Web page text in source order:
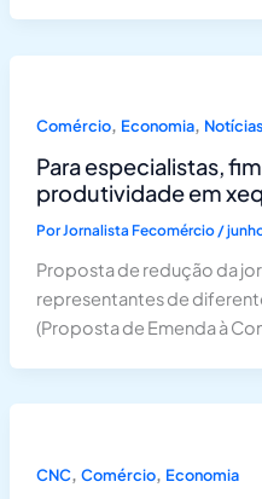
Comércio, Economia,
Para especialistas,
produtividade em
PorJornalista Fecomércio/
Proposta de redução da
representantes de
(Proposta de Emenda à
CNC, Comércio, Economia